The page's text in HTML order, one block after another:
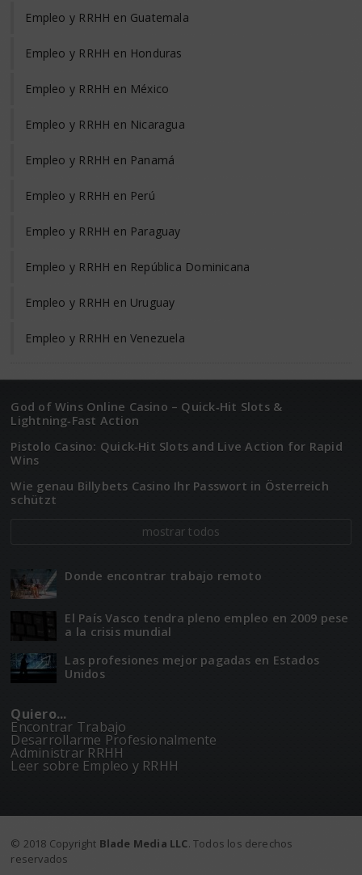
Empleo y RRHH en Guatemala
Empleo y RRHH en Honduras
Empleo y RRHH en México
Empleo y RRHH en Nicaragua
Empleo y RRHH en Panamá
Empleo y RRHH en Perú
Empleo y RRHH en Paraguay
Empleo y RRHH en República Dominicana
Empleo y RRHH en Uruguay
Empleo y RRHH en Venezuela
God of Wins Online Casino – Quick‑Hit Slots &
Lightning‑Fast Action
Pistolo Casino: Quick‑Hit Slots and Live Action for Rapid
Wins
Wie genau Billybets Casino Ihr Passwort in Österreich
schützt
mostrar todos
Donde encontrar trabajo remoto
El Paí­­s Vasco tendra pleno empleo en 2009 pese
a la crisis mundial
Las profesiones mejor pagadas en Estados
Unidos
Quiero...
Encontrar Trabajo
Desarrollarme Profesionalmente
Administrar RRHH
Leer sobre Empleo y RRHH
© 2018 Copyright Blade Media LLC. Todos los derechos
reservados